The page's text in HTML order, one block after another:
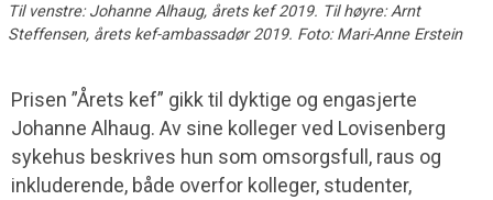
Til venstre: Johanne Alhaug, årets kef 2019. Til høyre: Arnt
Steffensen, årets kef-ambassadør 2019. Foto: Mari-Anne Erstein
Prisen ”Årets kef” gikk til dyktige og engasjerte
Johanne Alhaug. Av sine kolleger ved Lovisenberg
sykehus beskrives hun som omsorgsfull, raus og
inkluderende, både overfor kolleger, studenter,